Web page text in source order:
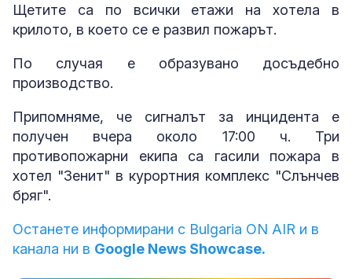
Щетите са по всички етажи на хотела в
крилото, в което се е развил пожарът.
По случая е образувано досъдебно
производство.
Припомняме, че сигналът за инцидента е
получен вчера около 17:00 ч. Три
противопожарни екипа са гасили пожара в
хотел "Зенит" в курортния комплекс "Слънчев
бряг".
Останете информирани с Bulgaria ON AIR и в
канала ни в Google News Showcase.